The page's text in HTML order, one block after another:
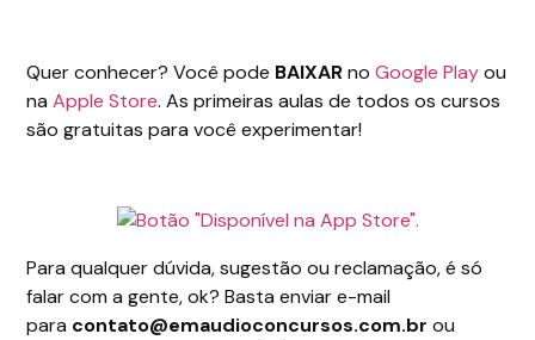
Quer conhecer? Você pode BAIXARnoGoogle Playou
naApple Store. As primeiras aulas de todos os cursos
são gratuitas para você experimentar!
Para qualquer dúvida, sugestão ou reclamação, é só
falar com a gente, ok? Basta enviar e-mail
para contato@emaudioconcursos.com.br ou